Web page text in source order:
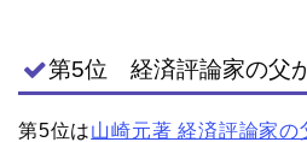
第5位 経済評論家の父
第5位は山崎元著 経済評論家の